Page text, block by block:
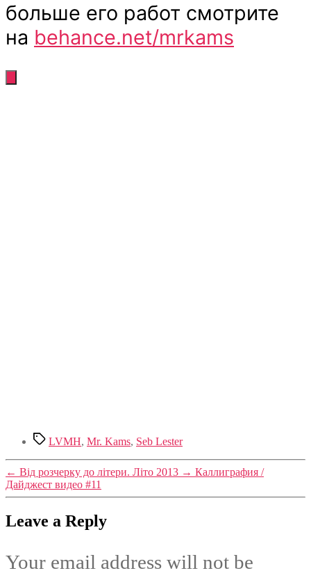
больше его работ смотрите
на behance.net/mrkams
TagsLVMH, Mr. Kams, Seb Lester
← Від розчерку до літери. Літо 2013 → Каллиграфия /
Дайджест видео #11
Leave a Reply
Your email address will not be